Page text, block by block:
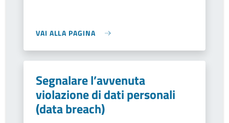
VAI ALLA PAGINA
Segnalare l’avvenuta
violazione di dati personali
(data breach)